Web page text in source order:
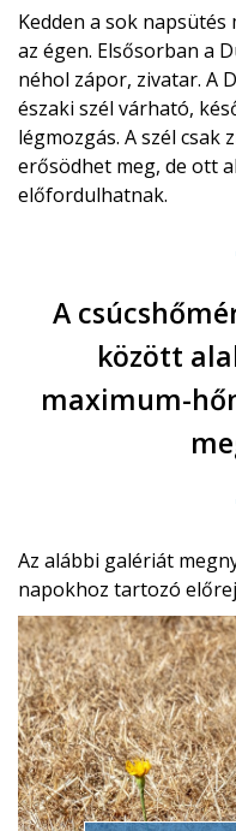
Kedden a sok
az égen. Elsősorban a
néhol zápor, zivatar. A
északi szél várható,
légmozgás. A szél
erősödhet meg, de ott
előfordulhatnak.
A
között
maximum-
Az alábbi galériát
napokhoz tartozó